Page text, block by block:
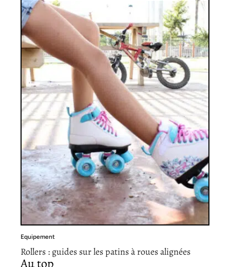
Equipement
Rollers : guides sur les patins à roues alignées
Au top